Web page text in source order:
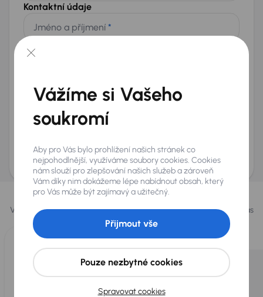
Kontaktní údaje
Jméno a příjmení *
Přeji si dostávat informace o atraktivních slevových
nabídkách
AURES Holdings a.s., se sídlem Dopraváků 874/15, Čimice, 184 00 Praha 8 bude
uchovávat a zpracovávat vaše osobní údaje v souladu se zásadami ochrany a
zpracováníosobních údajů.
Vybrali jsme pro vás
Vybíráme pro vás tynejlepší vozyz naší nabídky. Každý den pro vás
vykoupíme až 400 vozů
Vážíme si Vašeho
soukromí
Aby pro Vás bylo prohlížení našich stránek co
nejpohodlnější, využíváme soubory cookies. Cookies
nám slouží pro zlepšování našich služeb a zároveň
Vám díky nim dokážeme lépe nabídnout obsah, který
pro Vás může být zajímavý a užitečný.
Spravovat cookies
Pouze nezbytné cookies
Přijmout vše